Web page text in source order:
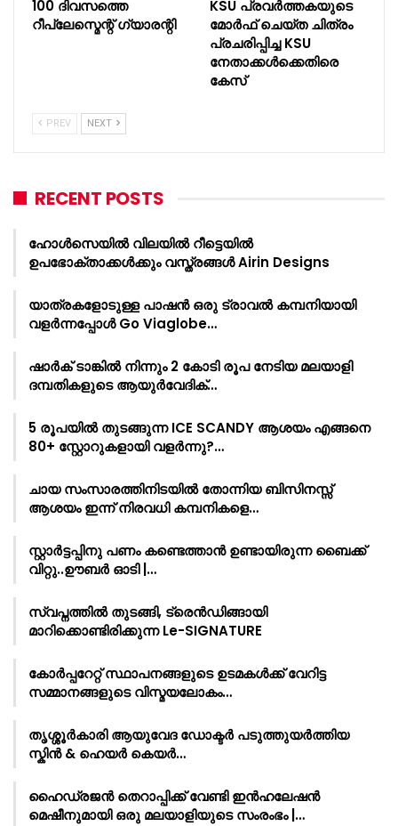
100 ദിവസത്തെ
റീപ്ലേസ്മെന്റ് ഗ്യാരന്റി
KSU പ്രവർത്തകയുടെ
മോർഫ് ചെയ്ത ചിത്രം
പ്രചരിപ്പിച്ച KSU
നേതാക്കൾക്കെതിരെ
കേസ്
PREV NEXT
RECENT POSTS
ഹോൾസെയിൽ വിലയിൽ റീട്ടെയിൽ
ഉപഭോക്താക്കൾക്കും വസ്ത്രങ്ങൾ Airin Designs
യാത്രകളോടുള്ള പാഷൻ ഒരു ട്രാവൽ കമ്പനിയായി
വളർന്നപ്പോൾ Go Viaglobe…
ഷാർക്‌ ടാങ്കിൽ നിന്നും 2 കോടി രൂപ നേടിയ മലയാളി
ദമ്പതികളുടെ ആയുർവേദിക്…
5 രൂപയിൽ തുടങ്ങുന്ന ICE SCANDY ആശയം എങ്ങനെ
80+ സ്റ്റോറുകളായി വളർന്നു?…
ചായ സംസാരത്തിനിടയിൽ തോന്നിയ ബിസിനസ്സ്
ആശയം ഇന്ന് നിരവധി കമ്പനികളെ…
സ്റ്റാർട്ടപ്പിനു പണം കണ്ടെത്താൻ ഉണ്ടായിരുന്ന ബൈക്ക്
വിറ്റു..ഊബർ ഓടി |…
സ്വപ്നത്തിൽ തുടങ്ങി, ട്രെൻഡിങ്ങായി
മാറിക്കൊണ്ടിരിക്കുന്ന Le-SIGNATURE
കോർപ്പറേറ്റ് സ്ഥാപനങ്ങളുടെ ഉടമകൾക്ക് വേറിട്ട
സമ്മാനങ്ങളുടെ വിസ്മയലോകം…
തൃശ്ശൂർകാരി ആയുവേദ ഡോക്ടർ പടുത്തുയർത്തിയ
സ്കിൻ & ഹെയർ കെയർ…
ഹൈഡ്രജൻ തെറാപ്പിക്ക് വേണ്ടി ഇൻഹലേഷൻ
മെഷീനുമായി ഒരു മലയാളിയുടെ സംരംഭം |…